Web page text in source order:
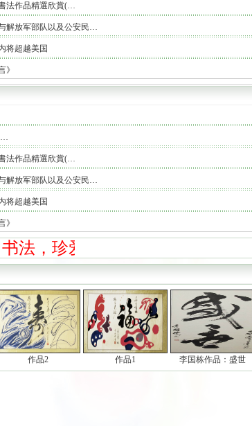
法作品精選欣賞(…
解放军部队以及公安民…
将超越美国
》
法作品精選欣賞(…
解放军部队以及公安民…
将超越美国
》
法，珍爱传统！
作品2 作品1 李国栋作品：盛世